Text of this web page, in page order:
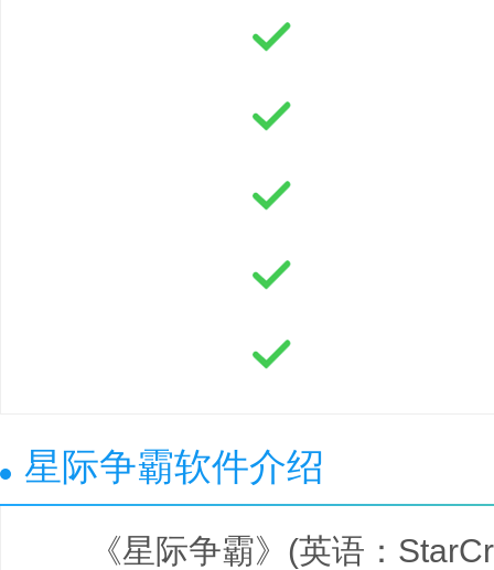
星际争霸软件介绍
《星际争霸》(英语：